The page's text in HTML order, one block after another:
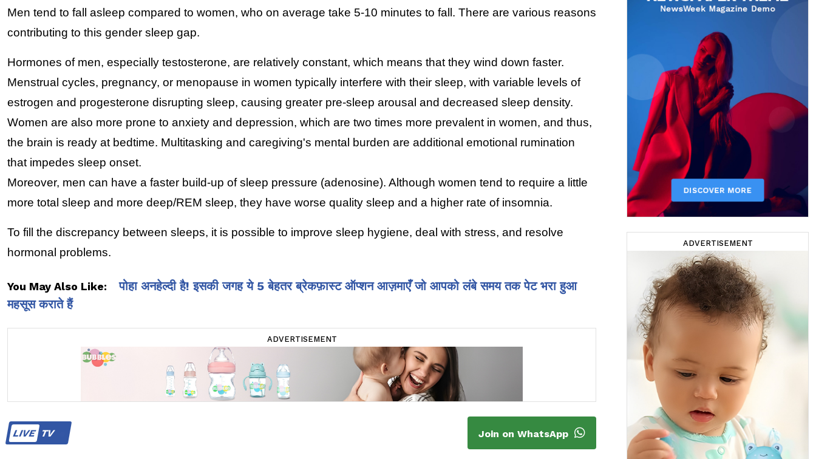
Men tend to fall asleep compared to women, who on average take 5-10 minutes to fall. There are various reasons
contributing to this gender sleep gap.
Hormones of men, especially testosterone, are relatively constant, which means that they wind down faster.
Menstrual cycles, pregnancy, or menopause in women typically interfere with their sleep, with variable levels of
estrogen and progesterone disrupting sleep, causing greater pre-sleep arousal and decreased sleep density.
Women are also more prone to anxiety and depression, which are two times more prevalent in women, and thus,
the brain is ready at bedtime. Multitasking and caregiving's mental burden are additional emotional rumination
that impedes sleep onset.
Moreover, men can have a faster build-up of sleep pressure (adenosine). Although women tend to require a little
more total sleep and more deep/REM sleep, they have worse quality sleep and a higher rate of insomnia.
To fill the discrepancy between sleeps, it is possible to improve sleep hygiene, deal with stress, and resolve
hormonal problems.
You May Also Like:
पोहा अनहेल्दी है! इसकी जगह ये 5 बेहतर ब्रेकफ़ास्ट ऑप्शन आज़माएँ जो आपको लंबे समय तक पेट भरा हुआ
महसूस कराते हैं
ADVERTISEMENT
LIVETV Join on WhatsApp
ADVERTISEMENT